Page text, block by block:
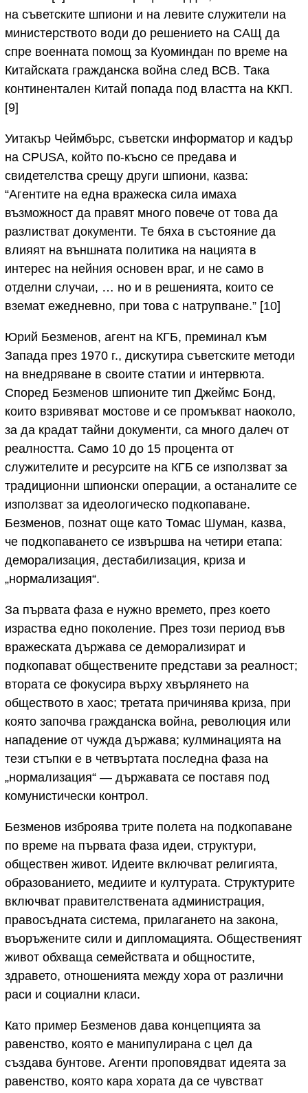
на съветските шпиони и на левите служители на
министерството води до решението на САЩ да
спре военната помощ за Куоминдан по време на
Китайската гражданска война след ВСВ. Така
континентален Китай попада под властта на ККП.
[9]
Уитакър Чеймбърс, съветски информатор и кадър
на CPUSA, който по-късно се предава и
свидетелства срещу други шпиони, казва:
“Агентите на една вражеска сила имаха
възможност да правят много повече от това да
разлистват документи. Те бяха в състояние да
влияят на външната политика на нацията в
интерес на нейния основен враг, и не само в
отделни случаи, … но и в решенията, които се
вземат ежедневно, при това с натрупване.” [10]
Юрий Безменов, агент на КГБ, преминал към
Запада през 1970 г., дискутира съветските методи
на внедряване в своите статии и интервюта.
Според Безменов шпионите тип Джеймс Бонд,
които взривяват мостове и се промъкват наоколо,
за да крадат тайни документи, са много далеч от
реалността. Само 10 до 15 процента от
служителите и ресурсите на КГБ се използват за
традиционни шпионски операции, а останалите се
използват за идеологическо подкопаване.
Безменов, познат още като Томас Шуман, казва,
че подкопаването се извършва на четири етапа:
деморализация, дестабилизация, криза и
„нормализация“.
За първата фаза е нужно времето, през което
израства едно поколение. През този период във
вражеската държава се деморализират и
подкопават обществените представи за реалност;
втората се фокусира върху хвърлянето на
обществото в хаос; третата причинява криза, при
която започва гражданска война, революция или
нападение от чужда държава; кулминацията на
тези стъпки е в четвъртата последна фаза на
„нормализация“ — държавата се поставя под
комунистически контрол.
Безменов изброява трите полета на подкопаване
по време на първата фаза идеи, структури,
обществен живот. Идеите включват религията,
образованието, медиите и културата. Структурите
включват правителствената администрация,
правосъдната система, прилагането на закона,
въоръжените сили и дипломацията. Общественият
живот обхваща семействата и общностите,
здравето, отношенията между хора от различни
раси и социални класи.
Като пример Безменов дава концепцията за
равенство, която е манипулирана с цел да
създава бунтове. Агенти проповядват идеята за
равенство, която кара хората да се чувстват